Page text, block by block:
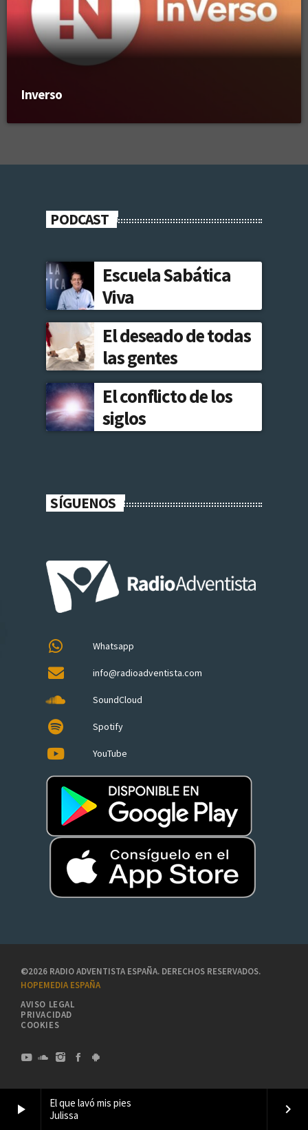
play_arrow
El que lavó mis pies
Julissa
keyboard_arrow_right
Inverso
PODCAST
Escuela Sabática
Viva
El deseado de todas
las gentes
El conflicto de los
siglos
SÍGUENOS
Whatsapp
info@radioadventista.com
SoundCloud
Spotify
YouTube
©2026 RADIO ADVENTISTA ESPAÑA. DERECHOS RESERVADOS.
HOPEMEDIA ESPAÑA
AVISO LEGAL
PRIVACIDAD
COOKIES